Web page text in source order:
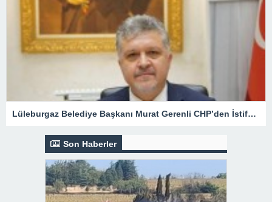
Lüleburgaz Belediye Başkanı Murat Gerenli CHP’den İstifa Etti
Son Haberler